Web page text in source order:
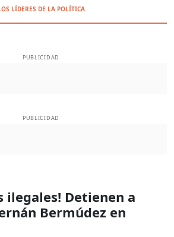
LÍDERES DE LA POLÍTICA
PUBLICIDAD
PUBLICIDAD
ilegales! Detienen a
Bermúdez en